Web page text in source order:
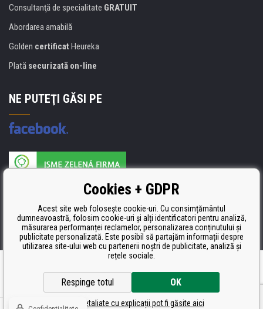
Consultanţă de specialitate GRATUIT
Abordarea amabilă
Golden certificat Heureka
Plată securizată on-line
NE PUTEŢI GĂSI PE
Producătorul umpluturii de rezervă este certificat
ISO 9001, ISO 14001 şi STMC.
Ecommerce solutionsBINARGON.cz
Cookies + GDPR
Acest site web folosește cookie-uri. Cu consimțământul
dumneavoastră, folosim cookie-uri și alți identificatori pentru analiză,
măsurarea performanței reclamelor, personalizarea conținutului și
publicitate personalizată. Este posibil să partajăm informații despre
utilizarea site-ului web cu partenerii noștri de publicitate, analiză și
rețele sociale.
Respinge totul OK
Setări detaliate cu explicații pot fi găsite aici